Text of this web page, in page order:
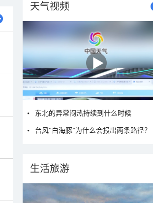
天气视频
东北的异常闷热持续到什么时候
台风“白海豚”为什么会报出两条路径？
生活旅游